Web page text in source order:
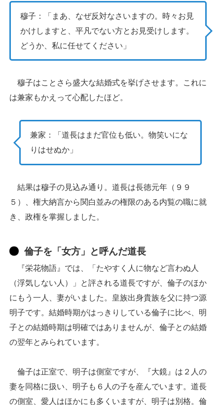
穆子：「まあ、なぜ反対なさいますの。時々お見
かけしますと、平凡でない方とお見受けします。
どうか、私に任せてください」
穆子はことさら盛大な結婚式を挙げさせます。これに
は兼家もかえって心配したほど。
兼家：「道長はまだ官位も低い。物笑いにな
りはせぬか」
結果は穆子の見込み通り。道長は長徳元年（９９
５）、権大納言から関白並みの権限のある内覧の職に就
き、政権を掌握しました。
倫子を「女方」と呼んだ道長
『栄花物語』では、「たやすく人に物など言わぬ人
（浮気しない人）」と評される道長ですが、倫子のほか
にもう一人、妻がいました。皇族出身貴族を父に持つ源
明子です。結婚時期がはっきりしている倫子に比べ、明
子との結婚時期は明確ではありませんが、倫子との結婚
の翌年とみられています。
倫子は正室で、明子は側室ですが、『大鏡』は２人の
妻を同格に扱い、明子も６人の子を産んでいます。道長
の側室、愛人はほかにも多くいますが、明子は別格。倫